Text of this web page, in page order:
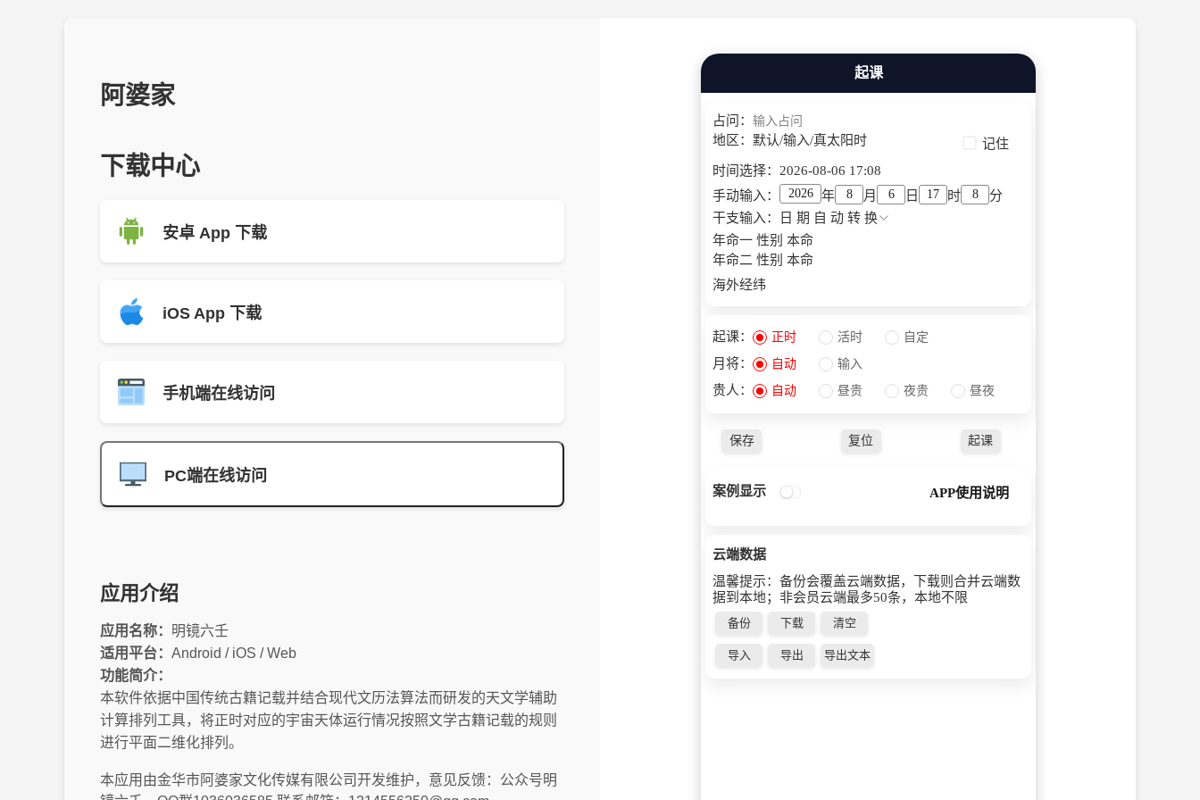
阿婆家
下载中心
安卓 App 下载
iOS App 下载
手机端在线访问
PC端在线访问
应用介绍
应用名称： 明镜六壬
适用平台： Android / iOS / Web
功能简介：
本软件依据中国传统古籍记载并结合现代文历法算法而研发的天文学辅助
计算排列工具，将正时对应的宇宙天体运行情况按照文学古籍记载的规则
进行平面二维化排列。
本应用由金华市阿婆家文化传媒有限公司开发维护，意见反馈：公众号明